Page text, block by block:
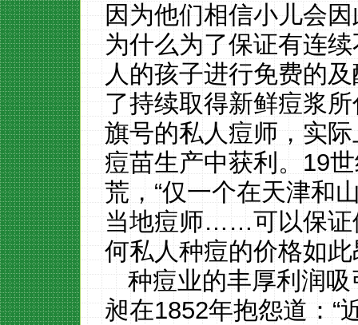
因为他们相信小儿会
为什么为了保证有连
人的孩子进行免费的
了持续取得新鲜痘浆
旗号的私人痘师，实
痘苗生产中获利。19
荒，“仅一个在天津和
当地痘师……可以保证
何私人种痘的价格如
种痘业的丰厚利润
昶在1852年抱怨道：“